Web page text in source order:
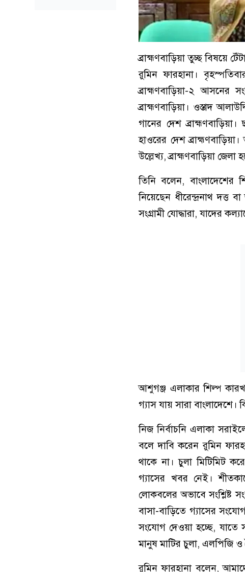
ব্রাহ্মণবাড়িয়া তুচ্ছ বিষয়ে
রুমিন ফারহানা।
ব্রাহ্মণবাড়িয়া-২
ব্রাহ্মণবাড়িয়া। ওস্তাদ
গানের দেশ
হাওরের দেশ
উল্লেখ্য, ব্রাহ্মণবাড়িয়া
তিনি বলেন, বাংলাদেশের
নিয়েছেন ধীরেন্দ্রনাথ দত্ত
সংগ্রামী যোদ্ধারা, যাদের
আশুগঞ্জ এলাকার শিল্প
গ্যাস যায় সারা বাংলাদেশে।
নিজ নির্বাচনি এলাকা
বলে দাবি করেন রুমিন
থাকে না। চুলা মিটিমিট
গ্যাসের খবর নেই।
লোকবলের অভাবে সংশ্লিষ্ট
বাসা-বাড়িতে গ্যাসের
সংযোগ দেওয়া হচ্ছে, যাতে
মানুষ মাটির চুলা, এলপিজি
রুমিন ফারহানা বলেন,